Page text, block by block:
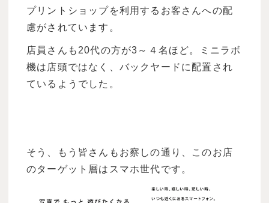
プリントショップを利用するお客さんへの配
慮がされています。
店員さんも20代の方が3～４名ほど。ミニラボ
機は店頭ではなく、バックヤードに配置され
ているようでした。
そう、もう皆さんもお察しの通り、このお店
のターゲット層はスマホ世代です。